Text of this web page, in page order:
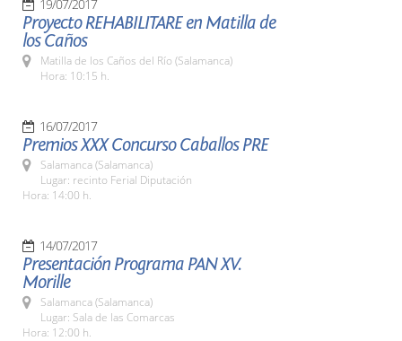
19/07/2017
Proyecto REHABILITARE en Matilla de
los Caños
Matilla de los Caños del Río (Salamanca)
Hora: 10:15 h.
16/07/2017
Premios XXX Concurso Caballos PRE
Salamanca (Salamanca)
Lugar: recinto Ferial Diputación
Hora: 14:00 h.
14/07/2017
Presentación Programa PAN XV.
Morille
Salamanca (Salamanca)
Lugar: Sala de las Comarcas
Hora: 12:00 h.